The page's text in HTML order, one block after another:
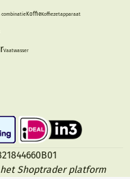
combinatieKoffieKoffiezetapparaat
Vaatwasser
Shoptrader platform